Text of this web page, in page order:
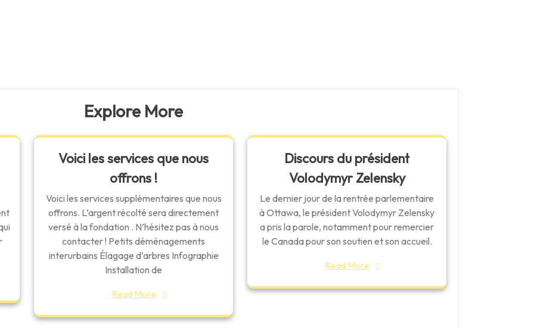
Explore More
Voici les services que nous
offrons !
Voici les services supplémentaires que nous
offrons. L’argent récolté sera directement
versé à la fondation . N’hésitez pas à nous
contacter ! Petits déménagements
interurbains Élagage d’arbres Infographie
Installation de
Read More
Discours du président
Volodymyr Zelensky
Le dernier jour de la rentrée parlementaire
à Ottawa, le président Volodymyr Zelensky
a pris la parole, notamment pour remercier
le Canada pour son soutien et son accueil.
Read More